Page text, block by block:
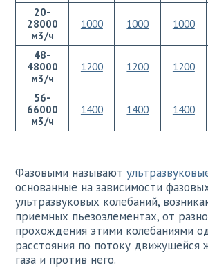
20-
28000
м3/ч
1000 1000 1000
48-
48000
м3/ч
1200 1200 1200
56-
66000
м3/ч
1400 1400 1400
Фазовыми называют
основанные на зависимости
ультразвуковых колебаний,
приемных пьезоэлементах, от
прохождения этими колебаниями
расстояния по потоку движущейся
газа и против него.